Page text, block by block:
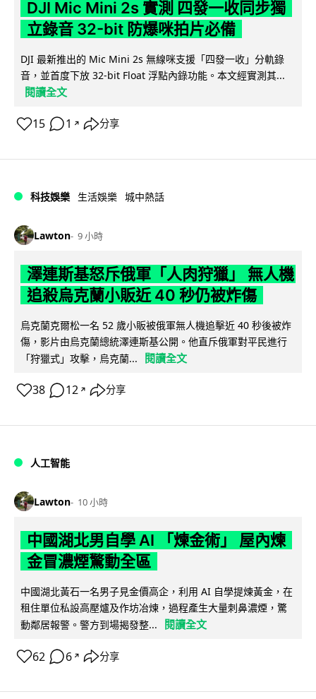
DJI Mic Mini 2s 實測 四發一收同步獨
立錄音 32-bit 防爆咪拍片必備
DJI 最新推出的 Mic Mini 2s 無線咪支援「四發一收」分軌錄
音，並首度下放 32-bit Float 浮點內錄功能。本文經實測其...
閱讀全文
15 1 ↗ 分享
科技娛樂 生活娛樂 城中熱話
Lawton 9 小時
澤連斯基怒斥俄軍「人肉狩獵」 無人機
追殺烏克蘭小販近 40 秒仍被炸傷
烏克蘭克爾松一名 52 歲小販被俄軍無人機追擊近 40 秒後被炸
傷，影片由烏克蘭總統澤連斯基公開。他直斥俄軍對平民進行
「狩獵式」攻擊，烏克蘭...
閱讀全文
38 12 ↗ 分享
人工智能
Lawton 10 小時
中國湖北男自學 AI 「煉金術」 屋內煉
金冒濃煙驚動全區
中國湖北黃石一名男子見金價高企，利用 AI 自學提煉黃金，在
租住單位私設高壓爐及作坊冶煉，過程產生大量刺鼻濃煙，驚
動鄰居報警。警方到場揭發整...
閱讀全文
62 6 ↗ 分享